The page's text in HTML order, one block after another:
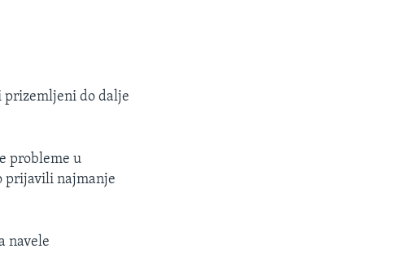
prizemljeni do dalje
probleme u
prijavili najmanje
navele